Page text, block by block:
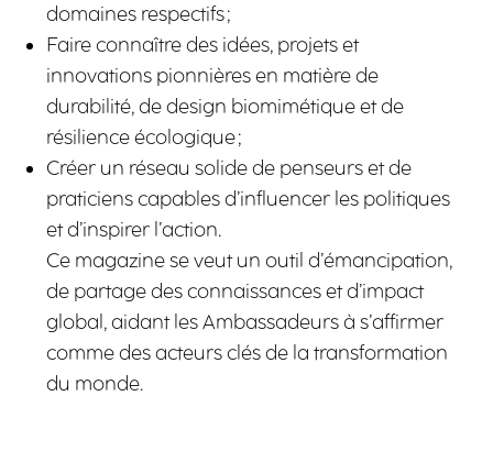
domaines respectifs ;
Faire connaître des idées, projets et
innovations pionnières en matière de
durabilité, de design biomimétique et de
résilience écologique ;
Créer un réseau solide de penseurs et de
praticiens capables d’influencer les politiques
et d’inspirer l’action.
Ce magazine se veut un outil d’émancipation,
de partage des connaissances et d’impact
global, aidant les Ambassadeurs à s’affirmer
comme des acteurs clés de la transformation
du monde.